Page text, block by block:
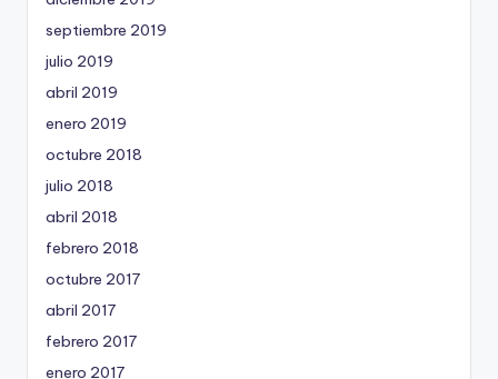
septiembre 2019
julio 2019
abril 2019
enero 2019
octubre 2018
julio 2018
abril 2018
febrero 2018
octubre 2017
abril 2017
febrero 2017
enero 2017